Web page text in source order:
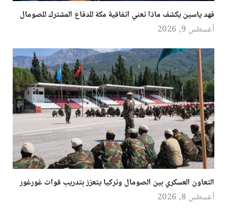
فهد ياسين يكشف ماذا تعني اتفاقية مكة للدفاع المشترك للصومال
أغسطس 9, 2026
التعاون العسكري بين الصومال وتركيا يتعزز بتدريب قوات غورغور
أغسطس 8, 2026